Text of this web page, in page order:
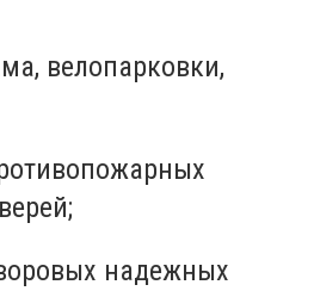
велопарковки,
надежных